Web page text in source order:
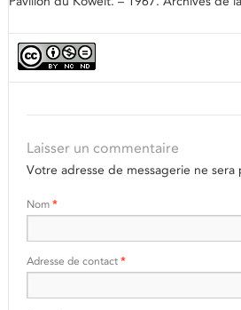
Laisser un commentaire
Votre adresse de messagerie ne sera
Nom *
Adresse de contact *